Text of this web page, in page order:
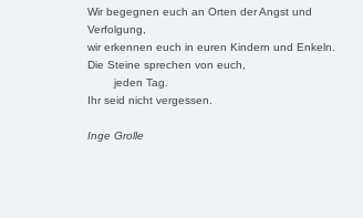
Wir begegnen euch an Orten der Angst und
Verfolgung,
wir erkennen euch in euren Kindern und Enkeln.
Die Steine sprechen von euch,
jeden Tag.
Ihr seid nicht vergessen.
Inge Grolle